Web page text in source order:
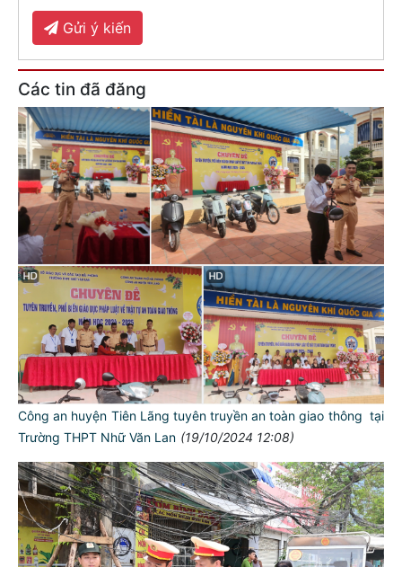
Gửi ý kiến
Các tin đã đăng
Công an huyện Tiên Lãng tuyên truyền an toàn giao thông tại
Trường THPT Nhữ Văn Lan (19/10/2024 12:08)